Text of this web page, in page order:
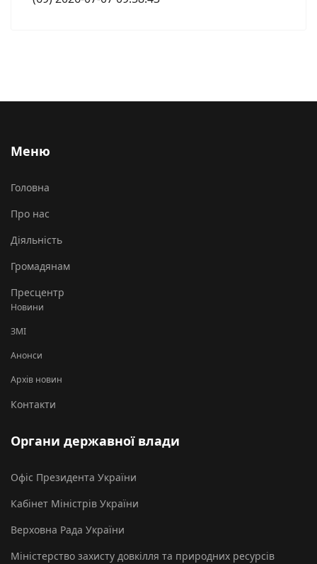
Меню
Головна
Про нас
Діяльність
Громадянам
Пресцентр
Новини
ЗМІ
Анонси
Архів новин
Контакти
Органи державної влади
Офіс Президента України
Кабінет Міністрів України
Верховна Рада України
Міністерство захисту довкілля та природних ресурсів